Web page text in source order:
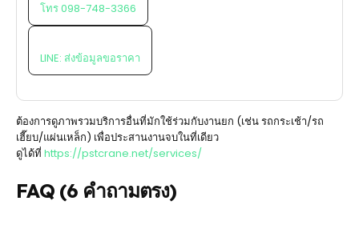
โทร 098-748-3366
LINE: ส่งข้อมูลขอราคา
ต้องการดูภาพรวมบริการอื่นที่มักใช้ร่วมกับงานยก (เช่น รถกระเช้า/รถ
เฮี๊ยบ/แผ่นเหล็ก) เพื่อประสานงานจบในที่เดียว
ดูได้ที่ https://pstcrane.net/services/
FAQ (6 คำถามตรง)